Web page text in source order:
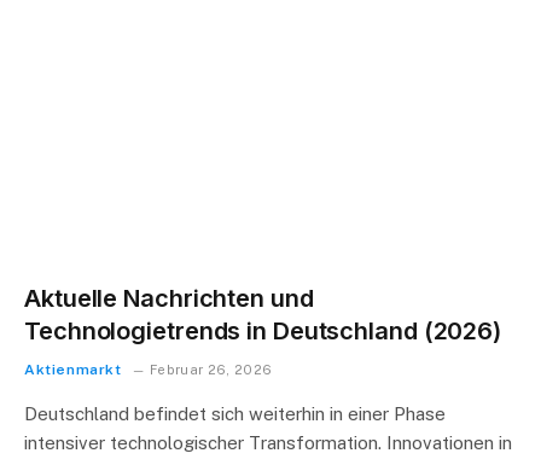
Aktuelle Nachrichten und
Technologietrends in Deutschland (2026)
Aktienmarkt Februar 26, 2026
Deutschland befindet sich weiterhin in einer Phase
intensiver technologischer Transformation. Innovationen in